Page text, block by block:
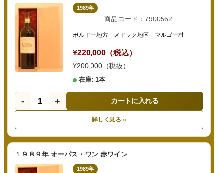
1989年
商品コード：7900562
ボルドー地方 メドック地区 マルゴー村
¥220,000（税込）
¥200,000（税抜）
在庫: 1本
- + カートに入れる
詳しく見る »
１９８９年 オーパス・ワン 赤ワイン
1989年